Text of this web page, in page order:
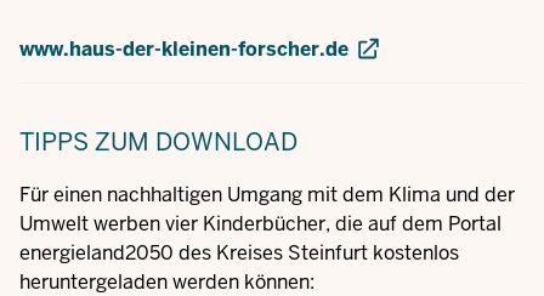
www.haus-der-kleinen-forscher.de
TIPPS ZUM DOWNLOAD
Für einen nachhaltigen Umgang mit dem Klima und der
Umwelt werben vier Kinderbücher, die auf dem Portal
energieland2050 des Kreises Steinfurt kostenlos
heruntergeladen werden können: